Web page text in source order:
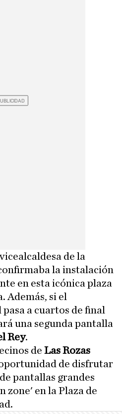
de la
la instalación
en esta icónica plaza
Además, si el
a cuartos de final
una segunda pantalla
Rey.
de Las Rozas
de disfrutar
pantallas grandes
zone' en la Plaza de